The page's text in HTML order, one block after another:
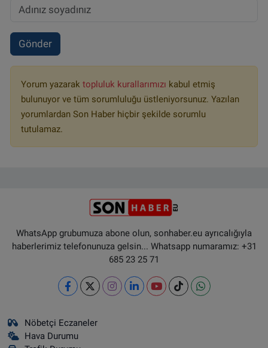
Gönder
Yorum yazarak topluluk kurallarımızı kabul etmiş
bulunuyor ve tüm sorumluluğu üstleniyorsunuz. Yazılan
yorumlardan Son Haber hiçbir şekilde sorumlu
tutulamaz.
WhatsApp grubumuza abone olun, sonhaber.eu ayrıcalığıyla
haberlerimiz telefonunuza gelsin... Whatsapp numaramız: +31
685 23 25 71
Nöbetçi Eczaneler
Hava Durumu